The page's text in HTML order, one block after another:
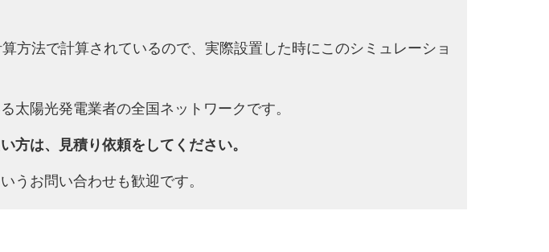
方法で計算されているので、実際設置した時にこのシミュレーショ
太陽光発電業者の全国ネットワークです。
方は、見積り依頼をしてください。
うお問い合わせも歓迎です。